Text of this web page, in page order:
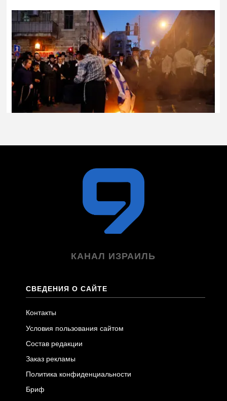
КАНАЛ ИЗРАИЛЬ
СВЕДЕНИЯ О САЙТЕ
Контакты
Условия пользования сайтом
Состав редакции
Заказ рекламы
Политика конфиденциальности
Бриф